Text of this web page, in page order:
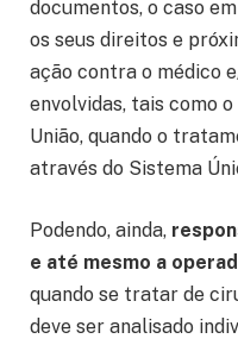
documentos, o caso
os seus direitos e
ação contra o médico
envolvidas, tais como
União, quando o
através do Sistema
Podendo, ainda,
e até mesmo a
quando se tratar de
deve ser analisado